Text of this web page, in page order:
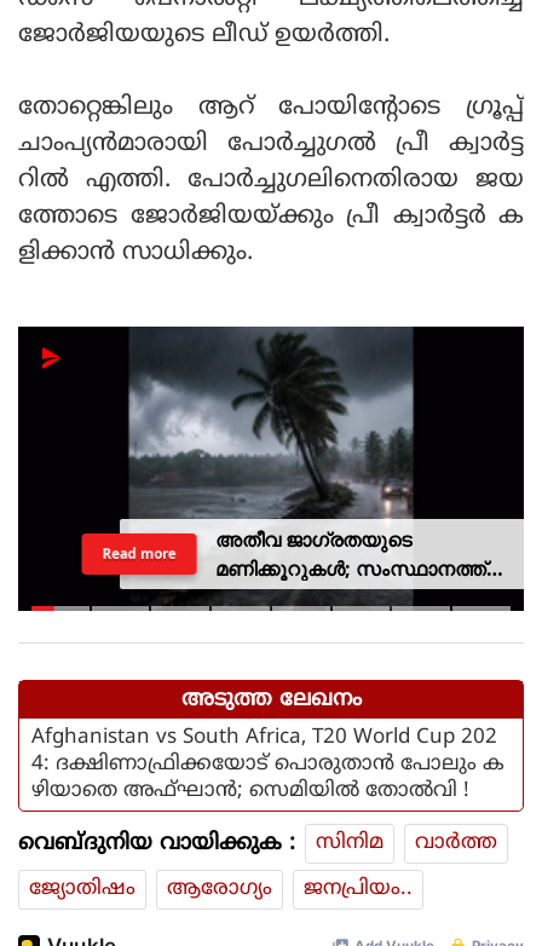
ജോര്‍ജിയയുടെ ലീഡ് ഉയര്‍ത്തി.
തോറ്റെങ്കിലും ആറ് പോയിന്റോടെ ഗ്രൂപ്പ്
ചാംപ്യന്‍മാരായി പോര്‍ച്ചുഗല്‍ പ്രീ ക്വാര്‍ട്ട
റില്‍ എത്തി. പോര്‍ച്ചുഗലിനെതിരായ ജയ
ത്തോടെ ജോര്‍ജിയയ്ക്കും പ്രീ ക്വാര്‍ട്ടര്‍ ക
ളിക്കാന്‍ സാധിക്കും.
അതീവ ജാഗ്രതയുടെ
മണിക്കൂറുകൾ; സംസ്ഥാനത്ത്
റെഡ് അലർട്ട്, ശക്തമായ
Read more
അടുത്ത ലേഖനം
Afghanistan vs South Africa, T20 World Cup 202
4: ദക്ഷിണാഫ്രിക്കയോട് പൊരുതാന്‍ പോലും ക
ഴിയാതെ അഫ്ഘാന്‍; സെമിയില്‍ തോല്‍വി !
വെബ്ദുനിയ വായിക്കുക : സിനിമ
വാര്‍ത്ത
ജ്യോതിഷം
ആരോഗ്യം ജനപ്രിയം..